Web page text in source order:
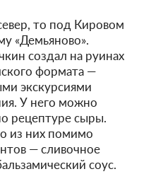
то под Кировом
«Демьяново».
создал на руинах
формата —
экскурсиями
У него можно
рецептуре сыры.
из них помимо
— сливочное
соус.